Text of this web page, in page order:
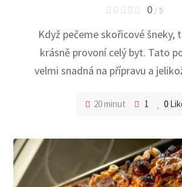
0 / 5
Když pečeme skořicové šneky,
krásně provoní celý byt. Tato
velmi snadná na přípravu a
20 minut 1 0